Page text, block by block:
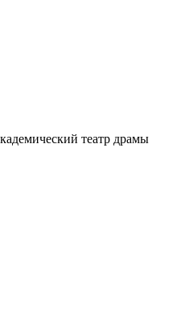
театр драмы